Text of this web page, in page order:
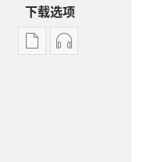
下载选项
电
录